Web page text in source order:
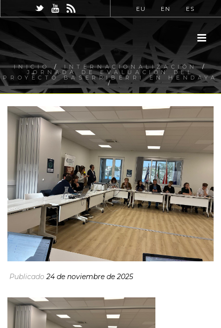
EU EN ES
INICIO/INTERNACIONALIZACIÓN/
JORNADA DE EVALUACIÓN DEL
PROYECTO BASERRIBERRI EN HENDAYA
/
Publicado 24 de noviembre de 2025